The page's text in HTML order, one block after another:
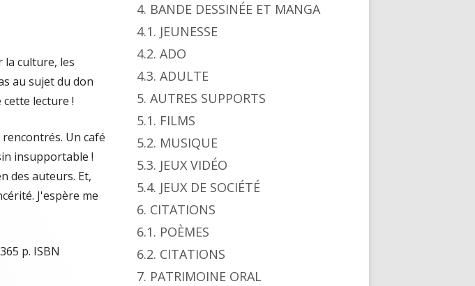
la culture, les
au sujet du don
lecture !
Un café
insupportable !
des auteurs. Et,
J'espère me
p. ISBN
4. BANDE DESSINÉE ET MANGA
4.1. JEUNESSE
4.2. ADO
4.3. ADULTE
5. AUTRES SUPPORTS
5.1. FILMS
5.2. MUSIQUE
5.3. JEUX VIDÉO
5.4. JEUX DE SOCIÉTÉ
6. CITATIONS
6.1. POÈMES
6.2. CITATIONS
7. PATRIMOINE ORAL